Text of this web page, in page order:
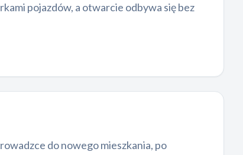
pojazdów, a otwarcie odbywa się bez
do nowego mieszkania, po